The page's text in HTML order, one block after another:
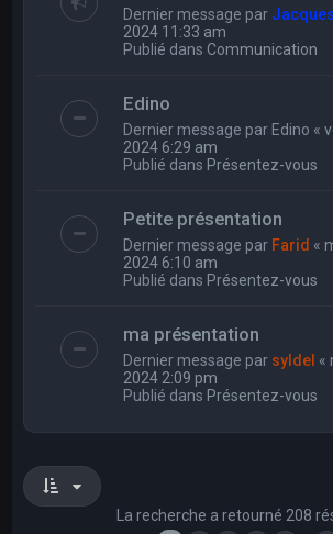
Dernier message par Jacques
2024 11:33 am
Publié dans Communication
Edino
Dernier message par Edino «
2024 6:29 am
Publié dans Présentez-vous
Petite présentation
Dernier message par Farid «
2024 6:10 am
Publié dans Présentez-vous
ma présentation
Dernier message par syldel «
2024 2:09 pm
Publié dans Présentez-vous
La recherche a retourné 208